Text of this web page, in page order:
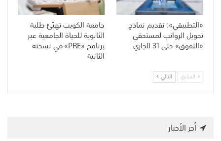
«التطبيقي»: تقديم نماذج
تحويل الرواتب لمستحقي
«التفوق» حتى 31 الجاري
جامعة الكويت تهيّئ طلبة
الثانوية للحياة الجامعية عبر
برنامج «PRE» في نسخته
الثانية
السابق التالي
أخر الأخبار